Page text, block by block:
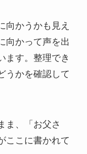
向かうかも見え
向かって声を出
ます。整理でき
うかを確認して
ま、「お父さ
ここに書かれて